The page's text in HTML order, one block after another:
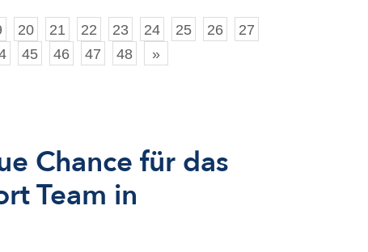
20 21 22 23 24 25 26
27
45 46 47 48 »
Chance für das
Team in